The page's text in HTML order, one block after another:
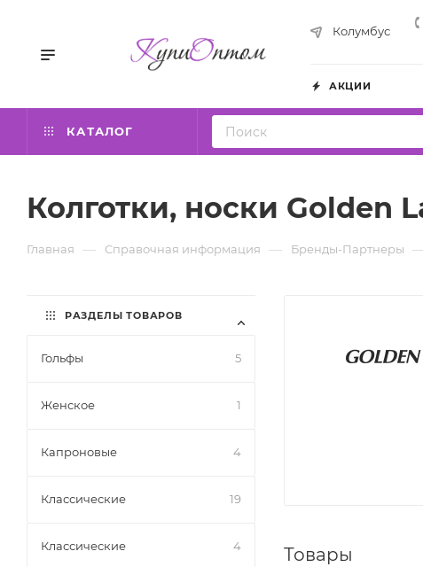
Колумбус
АКЦИИ
КАТАЛОГ
Колготки, носки Golden
Главная — Справочная информация — Бренды-Партнеры
Товары
РАЗДЕЛЫ ТОВАРОВ
Гольфы 5
Женское 1
Капроновые 4
Классические 19
Классические 4